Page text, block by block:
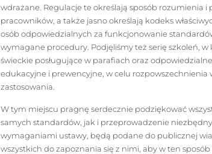
wdrażane. Regulacje te określają sposób rozumienia
pracowników, a także jasno określają kodeks
osób odpowiedzialnych za funkcjonowanie
wymagane procedury. Podjęliśmy też serię szkoleń,
świeckie posługujące w parafiach oraz
edukacyjne i prewencyjne, w celu rozpowszechnienia
zastosowania.
W tym miejscu pragnę serdecznie podziękować
samych standardów, jak i przeprowadzenie
wymaganiami ustawy, będą podane do publicznej
wszystkich do zapoznania się z nimi, aby w ten